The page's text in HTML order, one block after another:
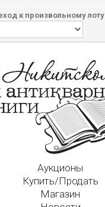
к произвольному
Аукционы
Купить/Продать
Магазин